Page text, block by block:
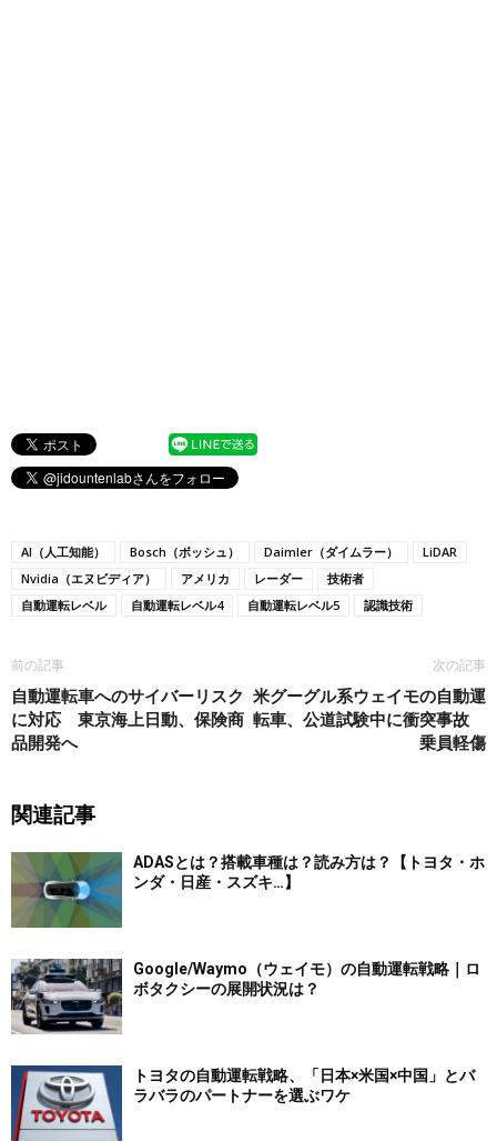
AI（人工知能） Bosch（ボッシュ） Daimler（ダイムラー）
LiDAR
Nvidia（エヌビディア）
アメリカ レーダー
技術者
自動運転レベル
自動運転レベル4 自動運転レベル5 認識技術
前の記事
自動運転車へのサイバーリスク
に対応 東京海上日動、保険商
品開発へ
次の記事
米グーグル系ウェイモの自動運
転車、公道試験中に衝突事故
乗員軽傷
関連記事
ADASとは？搭載車種は？読み方は？【トヨタ・ホ
ンダ・日産・スズキ…】
Google/Waymo（ウェイモ）の自動運転戦略｜ロ
ボタクシーの展開状況は？
トヨタの自動運転戦略、「日本×米国×中国」とバ
ラバラのパートナーを選ぶワケ